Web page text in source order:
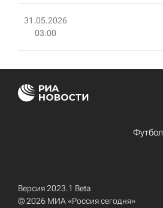
31.05.2026
03:00
Футбол
Версия 2023.1 Beta
© 2026 МИА «Россия сегодня»